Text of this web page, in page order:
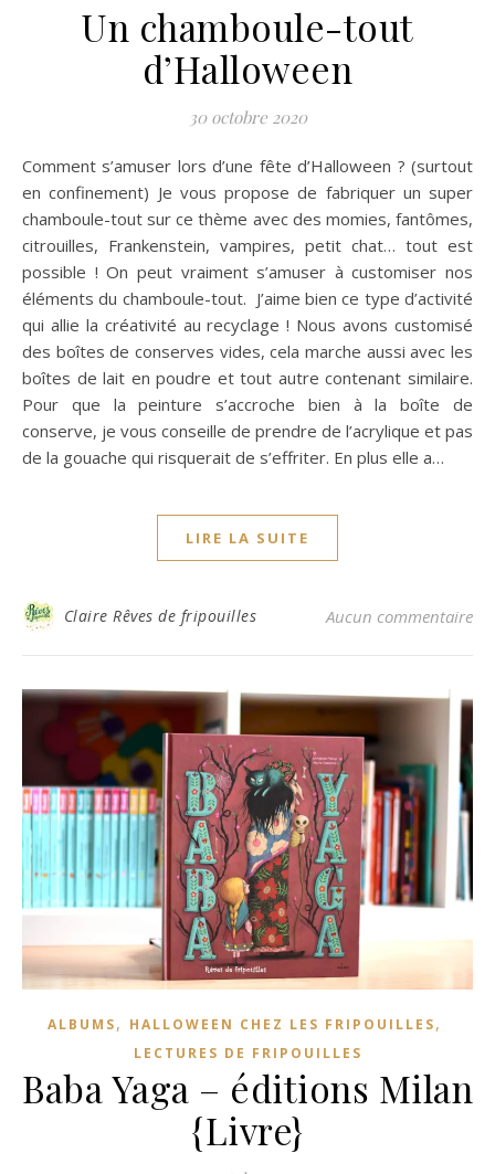
Un chamboule-tout
d’Halloween
30 octobre 2020
Comment s’amuser lors d’une fête d’Halloween ? (surtout
en confinement) Je vous propose de fabriquer un super
chamboule-tout sur ce thème avec des momies, fantômes,
citrouilles, Frankenstein, vampires, petit chat… tout est
possible ! On peut vraiment s’amuser à customiser nos
éléments du chamboule-tout. J’aime bien ce type d’activité
qui allie la créativité au recyclage ! Nous avons customisé
des boîtes de conserves vides, cela marche aussi avec les
boîtes de lait en poudre et tout autre contenant similaire.
Pour que la peinture s’accroche bien à la boîte de
conserve, je vous conseille de prendre de l’acrylique et pas
de la gouache qui risquerait de s’effriter. En plus elle a…
LIRE LA SUITE
Claire Rêves de fripouilles Aucun commentaire
ALBUMS, HALLOWEEN CHEZ LES FRIPOUILLES,
LECTURES DE FRIPOUILLES
Baba Yaga – éditions Milan
{Livre}